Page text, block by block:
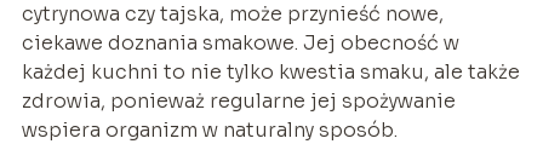
cytrynowa czy tajska, może przynieść nowe,
ciekawe doznania smakowe. Jej obecność w
każdej kuchni to nie tylko kwestia smaku, ale także
zdrowia, ponieważ regularne jej spożywanie
wspiera organizm w naturalny sposób.